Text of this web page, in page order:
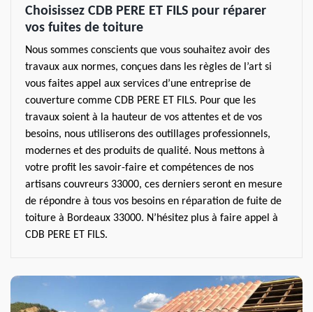
Choisissez CDB PERE ET FILS pour réparer
vos fuites de toiture
Nous sommes conscients que vous souhaitez avoir des
travaux aux normes, conçues dans les règles de l’art si
vous faites appel aux services d’une entreprise de
couverture comme CDB PERE ET FILS. Pour que les
travaux soient à la hauteur de vos attentes et de vos
besoins, nous utiliserons des outillages professionnels,
modernes et des produits de qualité. Nous mettons à
votre profit les savoir-faire et compétences de nos
artisans couvreurs 33000, ces derniers seront en mesure
de répondre à tous vos besoins en réparation de fuite de
toiture à Bordeaux 33000. N’hésitez plus à faire appel à
CDB PERE ET FILS.